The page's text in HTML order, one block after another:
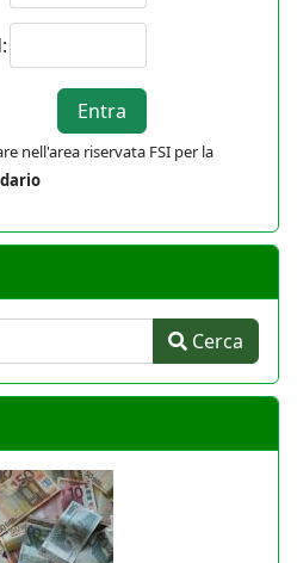
nell'area riservata FSI per la
Cerca